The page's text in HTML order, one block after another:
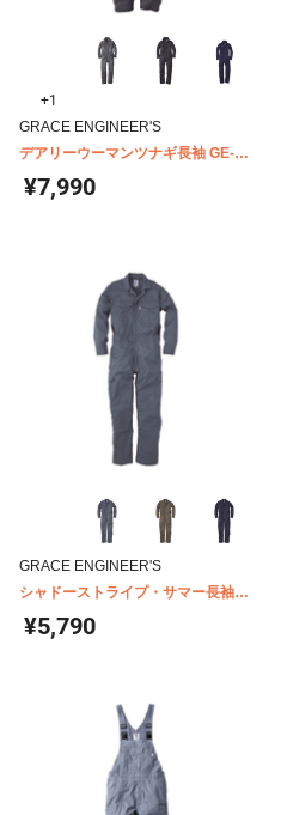
+1
GRACE ENGINEER'S
デアリーウーマンツナギ長袖 GE-
650
¥7,990
GRACE ENGINEER'S
シャドーストライプ・サマー長袖ツ
ナギ GE-527
¥5,790